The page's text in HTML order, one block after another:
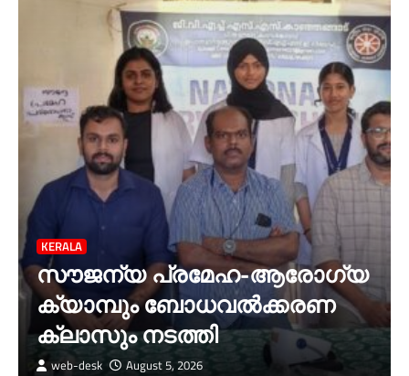
KERALA
സൗജന്യ പ്രമേഹ-ആരോഗ്യ
ക്യാമ്പും ബോധവൽക്കരണ
ക്ലാസും നടത്തി
web-desk August 5, 2026